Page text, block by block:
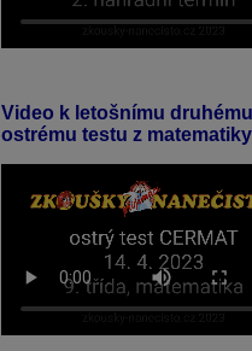
Video k letošnímu druhému
ostrému testu z matematiky